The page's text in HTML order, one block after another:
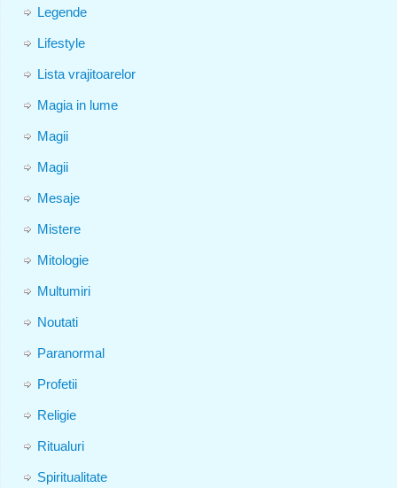
Legende
Lifestyle
Lista vrajitoarelor
Magia in lume
Magii
Magii
Mesaje
Mistere
Mitologie
Multumiri
Noutati
Paranormal
Profetii
Religie
Ritualuri
Spiritualitate